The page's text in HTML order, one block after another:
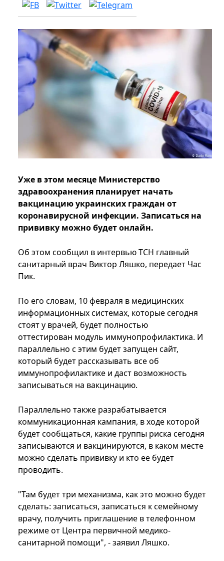
Уже в этом месяце Министерство
здравоохранения планирует начать
вакцинацию украинских граждан от
коронавирусной инфекции. Записаться на
прививку можно будет онлайн.
Об этом сообщил в интервью ТСН главный
санитарный врач Виктор Ляшко, передает Час
Пик.
По его словам, 10 февраля в медицинских
информационных системах, которые сегодня
стоят у врачей, будет полностью
оттестирован модуль иммунопрофилактика. И
параллельно с этим будет запущен сайт,
который будет рассказывать все об
иммунопрофилактике и даст возможность
записываться на вакцинацию.
Параллельно также разрабатывается
коммуникационная кампания, в ходе которой
будет сообщаться, какие группы риска сегодня
записываются и вакцинируются, в каком месте
можно сделать прививку и кто ее будет
проводить.
"Там будет три механизма, как это можно будет
сделать: записаться, записаться к семейному
врачу, получить приглашение в телефонном
режиме от Центра первичной медико-
санитарной помощи", - заявил Ляшко.